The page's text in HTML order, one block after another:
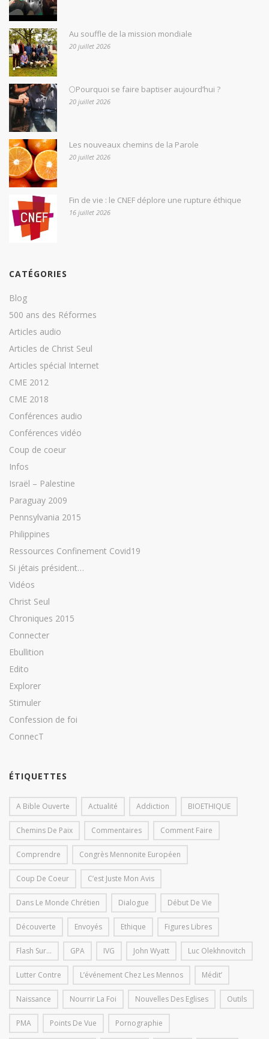
Au souffle de la mission mondiale
20 juillet 2026
🌕Pourquoi se faire baptiser aujourd’hui ?
20 juillet 2026
Les nouveaux chemins de la Parole
20 juillet 2026
Fin de vie : le CNEF déplore une rupture éthique
16 juillet 2026
CATÉGORIES
Blog
500 ans des Réformes
Articles audio
Articles de Christ Seul
Articles spécial Internet
CME 2012
CME 2018
Conférences audio
Conférences vidéo
Coup de coeur
Infos
Israël – Palestine
Paraguay 2009
Pennsylvania 2015
Philippines
Ressources Confinement Covid19
Si jétais président…
Vidéos
Christ Seul
Chroniques 2015
Connecter
Ebullition
Edito
Explorer
Stimuler
Confession de foi
ConnecT
ÉTIQUETTES
A Bible Ouverte Actualité Addiction BIOETHIQUE
Chemins De Paix Commentaires Comment Faire
Comprendre Congrès Mennonite Européen
Coup De Coeur C’est Juste Mon Avis
Dans Le Monde Chrétien Dialogue Début De Vie
Découverte Envoyés Ethique Figures Libres
Flash Sur... GPA IVG John Wyatt Luc Olekhnovitch
Lutter Contre L’événement Chez Les Mennos Médit’
Naissance Nourrir La Foi Nouvelles Des Eglises Outils
PMA Points De Vue Pornographie